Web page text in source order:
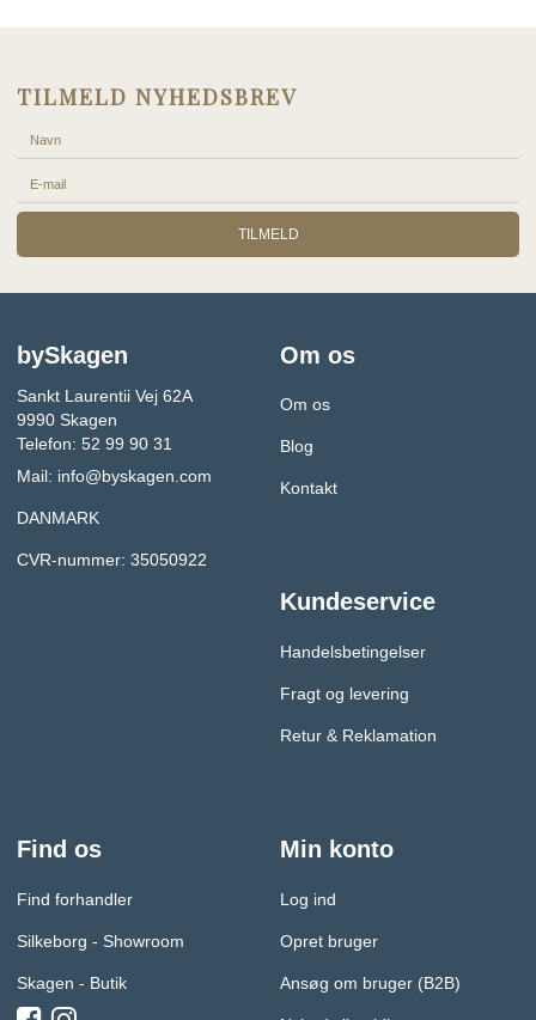
TILMELD NYHEDSBREV
TILMELD
bySkagen
Sankt Laurentii Vej 62A
9990 Skagen
Telefon: 52 99 90 31
Mail: info@byskagen.com
DANMARK
CVR-nummer: 35050922
Om os
Om os
Blog
Kontakt
Kundeservice
Handelsbetingelser
Fragt og levering
Retur & Reklamation
Find os
Find forhandler
Silkeborg - Showroom
Skagen - Butik
Min konto
Log ind
Opret bruger
Ansøg om bruger (B2B)